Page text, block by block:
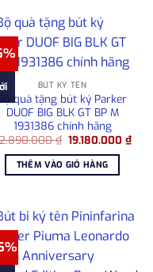
₫.
BÚT KÝ TÊN
Bộ quà tặng bút ký Parker
DUOF BIG BLK GT BP M
1931386 chính hãng
₫ Giá
là:
22.890.000 ₫.
19.180.000₫Giá
hiện
THÊM VÀO GIỎ HÀNG